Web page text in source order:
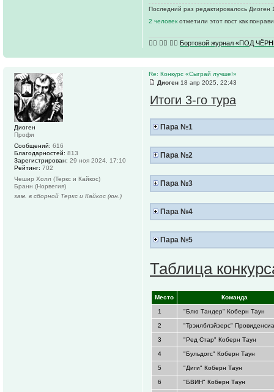
Последний раз редактировалось
2 человек отметили этот пост как
🏴‍☠️ 🏴‍☠️ 🏴‍☠️ Бортовой журнал «ПОД
Re: Конкурс «Сыграй лучше!»
Диоген 18 апр 2025, 22:43
Итоги 3-го тура
Пара №1
Пара №2
Пара №3
Пара №4
Пара №5
Таблица
Место Команда
1 "Блю Тандер" Коберн Таун
2 "Трэилблэйзерс"
3 "Ред Стар" Коберн Таун
4 "Бульдогс" Коберн Таун
5 "Диги" Коберн Таун
6 "БВИН" Коберн Таун
Диоген
Профи
Сообщений: 616
Благодарностей: 813
Зарегистрирован: 29 ноя 2024, 17:10
Рейтинг: 702
Чешир Холл (Теркс и Кайкос)
Бранн (Норвегия)
зам. в сборной Теркс и Кайкос (юн.)